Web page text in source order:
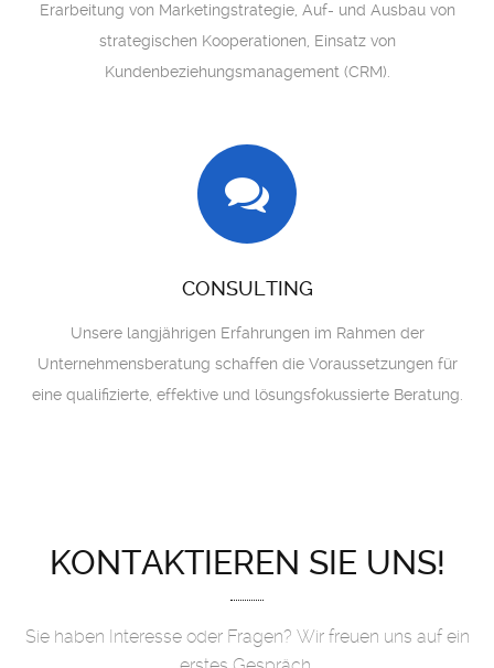
Erarbeitung von Marketingstrategie, Auf- und Ausbau von
strategischen Kooperationen, Einsatz von
Kundenbeziehungsmanagement (CRM).
CONSULTING
Unsere langjährigen Erfahrungen im Rahmen der
Unternehmensberatung schaffen die Voraussetzungen für
eine qualifizierte, effektive und lösungsfokussierte Beratung.
KONTAKTIEREN SIE UNS!
Sie haben Interesse oder Fragen? Wir freuen uns auf ein